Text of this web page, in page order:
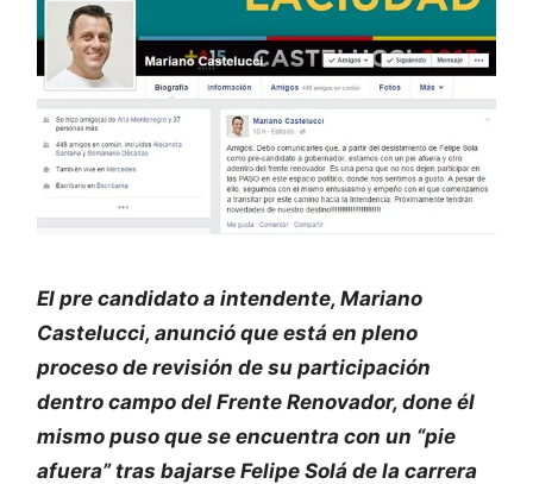
El pre candidato a intendente, Mariano
Castelucci, anunció que está en pleno
proceso de revisión de su participación
dentro campo del Frente Renovador, done él
mismo puso que se encuentra con un “pie
afuera” tras bajarse Felipe Solá de la carrera